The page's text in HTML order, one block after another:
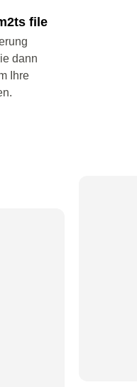
file
dann
Ihre